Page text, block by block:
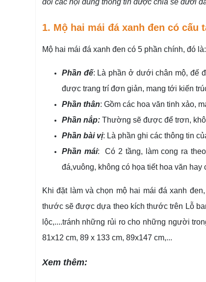
1. Mộ hai mái đá xanh đen có cấu
Mộ hai mái đá xanh đen có 5 phần chính, đó là:
Phần đế: Là phần ở dưới chân mộ, đế
được trang trí đơn giản, mang tới kiến
Phần thân: Gồm các hoa văn tinh xảo,
Phần nắp:Thường sẽ được để trơn,
Phần bài vị: Là phần ghi các thông tin
Phần mái: Có 2 tầng, làm cong ra
đá,vuông, không có họa tiết hoa văn hay
Khi đặt làm và chọn mộ hai mái đá xanh
thước sẽ được dựa theo kích thước trên Lỗ
lộc,....tránh những rủi ro cho những người
81x12 cm, 89 x 133 cm, 89x147 cm,...
Xem thêm: